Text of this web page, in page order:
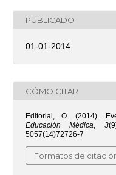
PUBLICADO
01-01-2014
CÓMO CITAR
Editorial, O. (2014).
Educación Médica, 3
5057(14)72726-7
Formatos de